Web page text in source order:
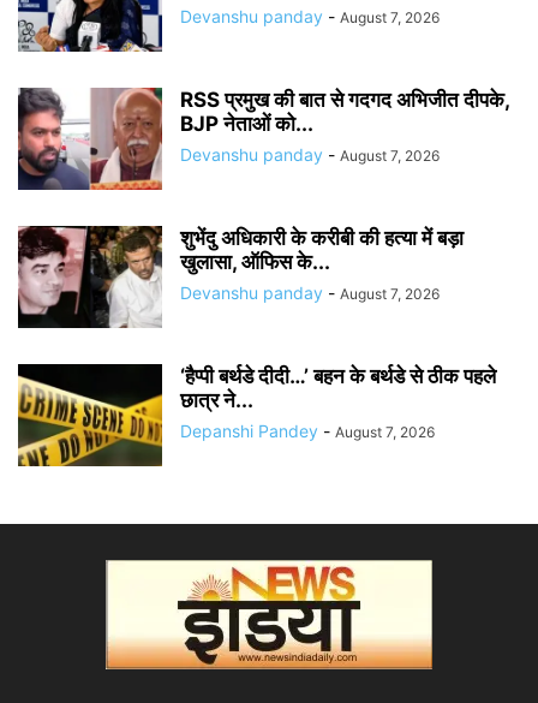
Devanshu panday - August 7, 2026
RSS प्रमुख की बात से गदगद अभिजीत दीपके,
BJP नेताओं को...
Devanshu panday - August 7, 2026
शुभेंदु अधिकारी के करीबी की हत्या में बड़ा
खुलासा, ऑफिस के...
Devanshu panday - August 7, 2026
‘हैप्पी बर्थडे दीदी…’ बहन के बर्थडे से ठीक पहले
छात्र ने...
Depanshi Pandey - August 7, 2026